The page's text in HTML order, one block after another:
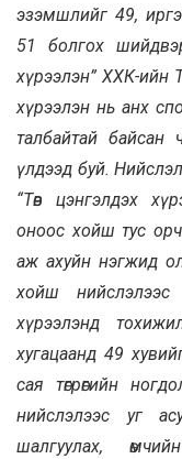
эзэмшлийг 49,
51 болгох
хүрээлэн” ХХК-ийн
хүрээлэн нь анх
талбайтай байсан
үлдээд буй.
“Төв цэнгэлдэх
оноос хойш тус
аж ахуйн нэгжид
хойш нийслэлээс
хүрээлэнд
хугацаанд 49
сая төгрөгийн
нийслэлээс уг
шалгуулах,